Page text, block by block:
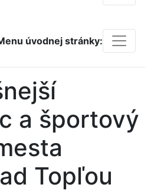
úvodnej stránky:
a športový
Topľou